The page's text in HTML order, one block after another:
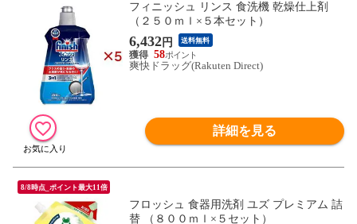
フィニッシュ リンス 食洗機 乾燥仕上剤
（２５０ｍｌ×５本セット）
6,432円 送料無料
58
爽快ドラッグ(Rakuten Direct)
詳細を見る
8/8時点_ポイント最大11倍
フロッシュ 食器用洗剤 ユズ プレミアム 詰
替 （８００ｍｌ×５セット）